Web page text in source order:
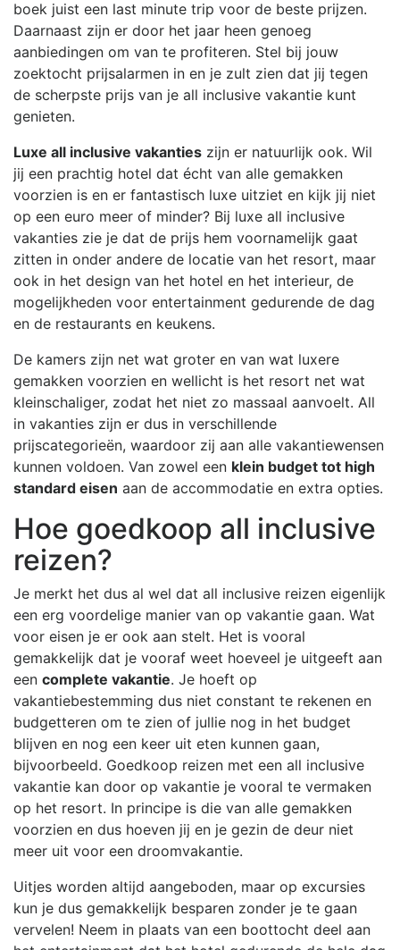
boek juist een last minute trip voor de beste prijzen.
Daarnaast zijn er door het jaar heen genoeg
aanbiedingen om van te profiteren. Stel bij jouw
zoektocht prijsalarmen in en je zult zien dat jij tegen
de scherpste prijs van je all inclusive vakantie kunt
genieten.
Luxe all inclusive vakanties zijn er natuurlijk ook. Wil
jij een prachtig hotel dat écht van alle gemakken
voorzien is en er fantastisch luxe uitziet en kijk jij niet
op een euro meer of minder? Bij luxe all inclusive
vakanties zie je dat de prijs hem voornamelijk gaat
zitten in onder andere de locatie van het resort, maar
ook in het design van het hotel en het interieur, de
mogelijkheden voor entertainment gedurende de dag
en de restaurants en keukens.
De kamers zijn net wat groter en van wat luxere
gemakken voorzien en wellicht is het resort net wat
kleinschaliger, zodat het niet zo massaal aanvoelt. All
in vakanties zijn er dus in verschillende
prijscategorieën, waardoor zij aan alle vakantiewensen
kunnen voldoen. Van zowel een klein budget tot high
standard eisen aan de accommodatie en extra opties.
Hoe goedkoop all inclusive
reizen?
Je merkt het dus al wel dat all inclusive reizen eigenlijk
een erg voordelige manier van op vakantie gaan. Wat
voor eisen je er ook aan stelt. Het is vooral
gemakkelijk dat je vooraf weet hoeveel je uitgeeft aan
een complete vakantie. Je hoeft op
vakantiebestemming dus niet constant te rekenen en
budgetteren om te zien of jullie nog in het budget
blijven en nog een keer uit eten kunnen gaan,
bijvoorbeeld. Goedkoop reizen met een all inclusive
vakantie kan door op vakantie je vooral te vermaken
op het resort. In principe is die van alle gemakken
voorzien en dus hoeven jij en je gezin de deur niet
meer uit voor een droomvakantie.
Uitjes worden altijd aangeboden, maar op excursies
kun je dus gemakkelijk besparen zonder je te gaan
vervelen! Neem in plaats van een boottocht deel aan